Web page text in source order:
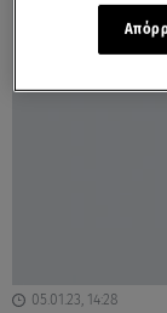
05.01.23, 14:28